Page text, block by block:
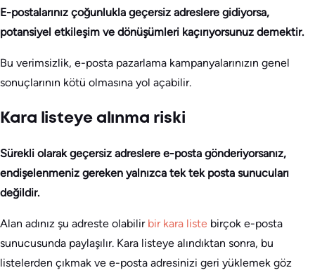
E-postalarınız çoğunlukla geçersiz adreslere gidiyorsa,
potansiyel etkileşim ve dönüşümleri kaçırıyorsunuz demektir.
Bu verimsizlik, e-posta pazarlama kampanyalarınızın genel
sonuçlarının kötü olmasına yol açabilir.
Kara listeye alınma riski
Sürekli olarak geçersiz adreslere e-posta gönderiyorsanız,
endişelenmeniz gereken yalnızca tek tek posta sunucuları
değildir.
Alan adınız şu adreste olabilir bir kara liste birçok e-posta
sunucusunda paylaşılır. Kara listeye alındıktan sonra, bu
listelerden çıkmak ve e-posta adresinizi geri yüklemek göz